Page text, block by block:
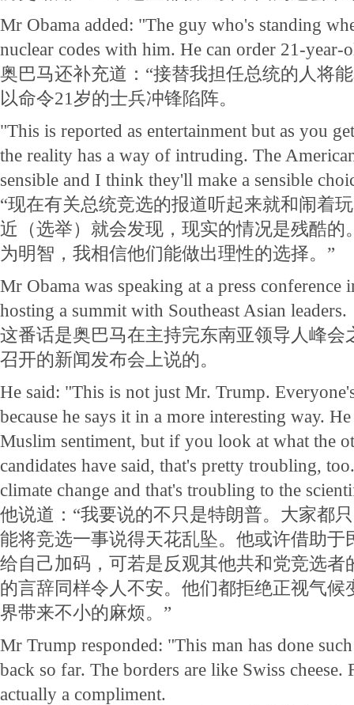
Mr Obama added: "The guy who's standing
nuclear codes with him. He can order 21-year-
奥巴马还补充道：“接替我担任总统的人将
以命令21岁的士兵冲锋陷阵。
"This is reported as entertainment but as you
the reality has a way of intruding. The
sensible and I think they'll make a sensible
“现在有关总统竞选的报道听起来就和闹着
近（选举）就会发现，现实的情况是残酷的
为明智，我相信他们能做出理性的选择。”
Mr Obama was speaking at a press conference
hosting a summit with Southeast Asian leaders.
这番话是奥巴马在主持完东南亚领导人峰会
召开的新闻发布会上说的。
He said: "This is not just Mr. Trump.
because he says it in a more interesting way.
Muslim sentiment, but if you look at what the
candidates have said, that's pretty troubling,
climate change and that's troubling to the
他说道：“我要说的不只是特朗普。大家都
能将竞选一事说得天花乱坠。他或许借助于
给自己加码，可若是反观其他共和党竞选者
的言辞同样令人不安。他们都拒绝正视气候
界带来不小的麻烦。”
Mr Trump responded: "This man has done
back so far. The borders are like Swiss cheese.
actually a compliment.